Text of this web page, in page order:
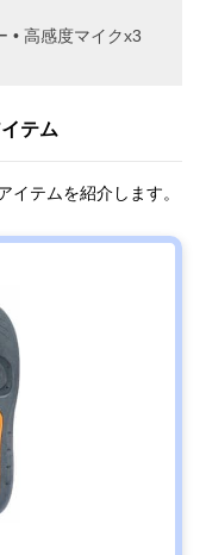
• 高感度マイクx3
テム
イテムを紹介します。